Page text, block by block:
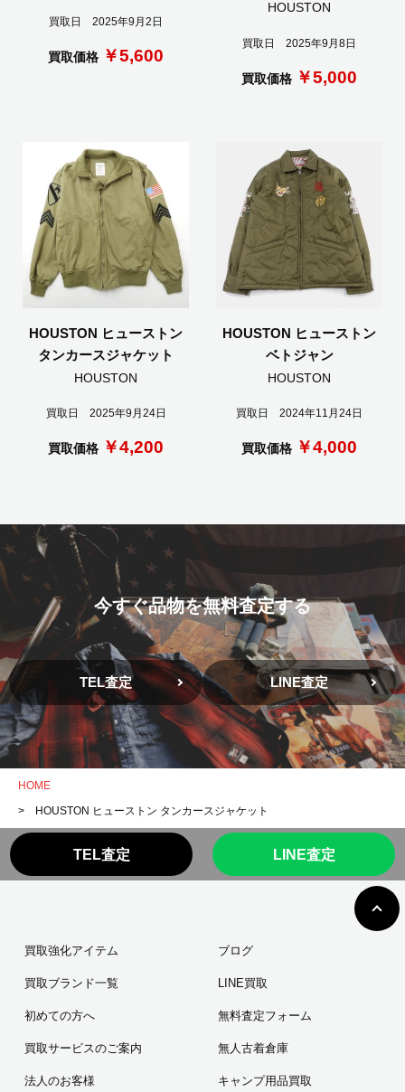
買取日 2025年9月2日
買取価格 ￥5,600
HOUSTON
買取日 2025年9月8日
買取価格 ￥5,000
HOUSTON ヒューストン
タンカースジャケット
HOUSTON
買取日 2025年9月24日
買取価格 ￥4,200
HOUSTON ヒューストン
ベトジャン
HOUSTON
買取日 2024年11月24日
買取価格 ￥4,000
今すぐ品物を無料査定する
TEL査定 LINE査定
HOME
> HOUSTON ヒューストン タンカースジャケット
TEL査定 LINE査定
買取強化アイテム
買取ブランド一覧
初めての方へ
買取サービスのご案内
法人のお客様
ブログ
LINE買取
無料査定フォーム
無人古着倉庫
キャンプ用品買取